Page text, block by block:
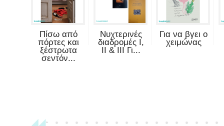
Πίσω από
πόρτες και
ξέστρωτα
σεντόν...
Νυχτερινές
διαδρομές Ι,
ΙΙ & ΙΙΙ Γι...
Για να βγει ο
χειμώνας